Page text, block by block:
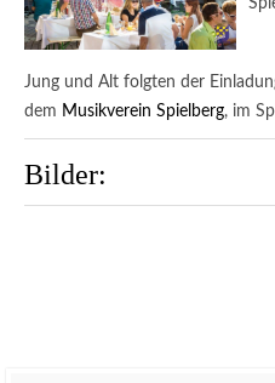
Jung und Alt folgten der
dem Musikverein Spielberg, im
Bilder: